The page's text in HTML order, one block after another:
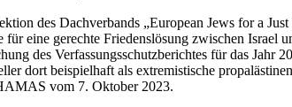
des Dachverbands „European Jews for a
eine gerechte Friedenslösung zwischen Israel
des Verfassungsschutzberichtes für das Jahr
dort beispielhaft als extremistische
vom 7. Oktober 2023.